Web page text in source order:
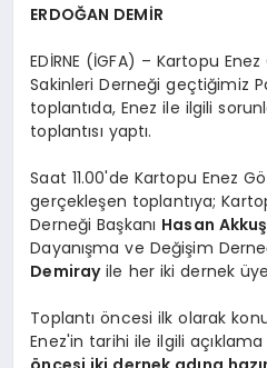
ERDOĞAN DEMİR
EDİRNE (İGFA) – Kartopu
Sakinleri Derneği geçtiğimiz
toplantıda, Enez ile ilgili
toplantısı yaptı.
Saat 11.00'de Kartopu Enez
gerçekleşen toplantıya;
Derneği Başkanı Hasan Akkuş
Dayanışma ve Değişim
Demirayile her iki dernek
Toplantı öncesi ilk olarak
Enez'in tarihi ile ilgili